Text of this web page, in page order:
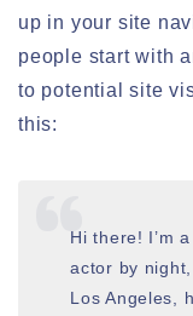
up in your site
people start with
to potential site
this:
Hi there! I’m
actor by
Los Angeles,